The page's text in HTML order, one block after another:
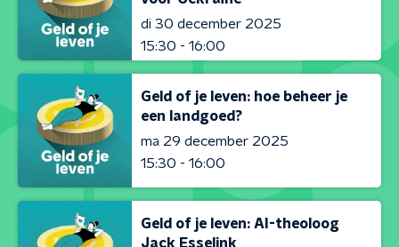
di 30 december 2025
15:30 - 16:00
Geld of je leven: hoe beheer je
een landgoed?
ma 29 december 2025
15:30 - 16:00
Geld of je leven: AI-theoloog
Jack Esselink